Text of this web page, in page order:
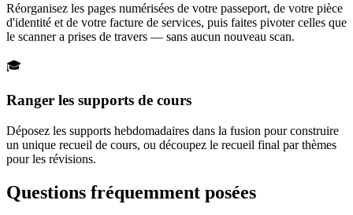
Réorganisez les pages numérisées de votre passeport, de votre pièce
d'identité et de votre facture de services, puis faites pivoter celles que
le scanner a prises de travers — sans aucun nouveau scan.
🎓
Ranger les supports de cours
Déposez les supports hebdomadaires dans la fusion pour construire
un unique recueil de cours, ou découpez le recueil final par thèmes
pour les révisions.
Questions fréquemment posées